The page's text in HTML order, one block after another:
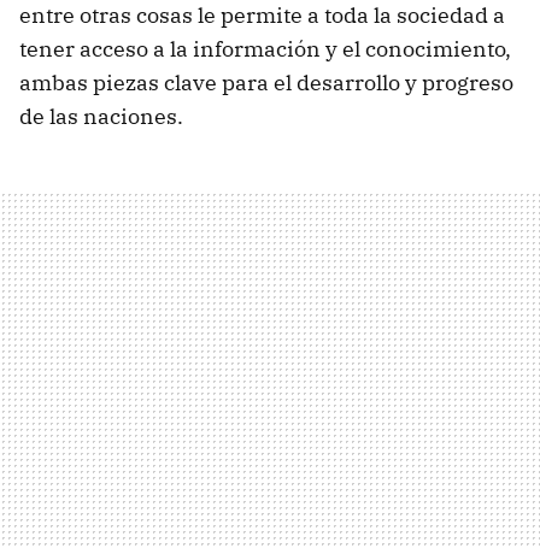
entre otras cosas le permite a toda la sociedad a
tener acceso a la información y el conocimiento,
ambas piezas clave para el desarrollo y progreso
de las naciones.